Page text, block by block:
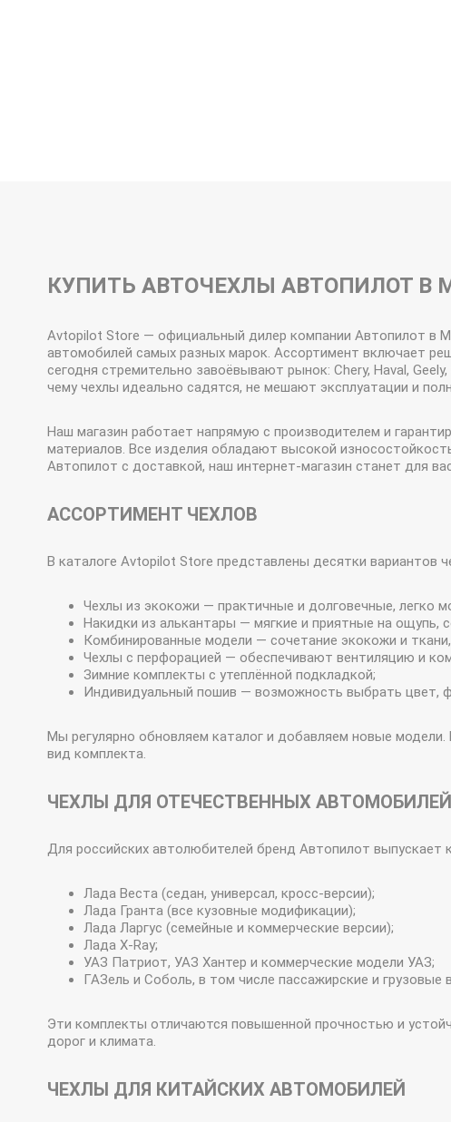
КУПИТЬ АВТОЧЕХЛЫ АВТОПИЛОТ В
Avtopilot Store — официальный дилер компании Автопилот в
автомобилей самых разных марок. Ассортимент включает
сегодня стремительно завоёвывают рынок: Chery, Haval,
чему чехлы идеально садятся, не мешают эксплуатации и
Наш магазин работает напрямую с производителем и
материалов. Все изделия обладают высокой
Автопилот с доставкой, наш интернет-магазин станет для
АССОРТИМЕНТ ЧЕХЛОВ
В каталоге Avtopilot Store представлены десятки вариантов
Чехлы из экокожи — практичные и долговечные, легко
Накидки из алькантары — мягкие и приятные на ощупь,
Комбинированные модели — сочетание экокожи и
Чехлы с перфорацией — обеспечивают вентиляцию и
Зимние комплекты с утеплённой подкладкой;
Индивидуальный пошив — возможность выбрать цвет,
Мы регулярно обновляем каталог и добавляем новые
вид комплекта.
ЧЕХЛЫ ДЛЯ ОТЕЧЕСТВЕННЫХ АВТОМОБИЛЕЙ
Для российских автолюбителей бренд Автопилот
Лада Веста (седан, универсал, кросс-версии);
Лада Гранта (все кузовные модификации);
Лада Ларгус (семейные и коммерческие версии);
Лада Х-Ray;
УАЗ Патриот, УАЗ Хантер и коммерческие модели УАЗ;
ГАЗель и Соболь, в том числе пассажирские и грузовые
Эти комплекты отличаются повышенной прочностью и
дорог и климата.
ЧЕХЛЫ ДЛЯ КИТАЙСКИХ АВТОМОБИЛЕЙ